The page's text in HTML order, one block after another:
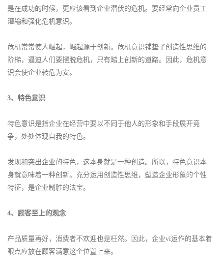
是在成功的时候，更应该看到企业潜伏的危机。要经常向企业员工
灌输和强化危机意识。
危机常常使人崛起，崛起源于创新。危机意识铺垫了创造性思维的
阶梯，逼迫人们要摆脱危机，只有踏上创新的道路。因此，危机意
识会使企业转危为安。
3、特色意识
特色意识是指企业在经营中要以不同于他人的形象和手段展开竞
争，处处体现自我的特色。
发现和突出企业的特色，这本身就是一种创造。所以，特色意识本
身就意味着一种创新。充分运用创造性思维，塑造企业形象的个性
特征，是企业制胜的法宝。
4、顾客至上的观念
产品质量再好，消费者不欢迎也是枉然。因此，企业vi运作的基本着
眼点应放在顾客满意这个位置上来。